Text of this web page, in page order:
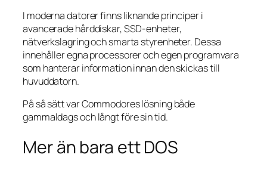
I moderna datorer finns liknande principer i
avancerade hårddiskar, SSD-enheter,
nätverkslagring och smarta styrenheter. Dessa
innehåller egna processorer och egen programvara
som hanterar information innan den skickas till
huvuddatorn.
På så sätt var Commodores lösning både
gammaldags och långt före sin tid.
Mer än bara ett DOS